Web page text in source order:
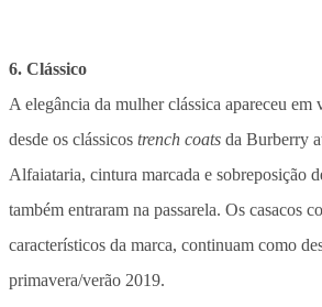
6. Clássico
A elegância da mulher clássica apareceu em
desde os clássicos trench coats da Burberry
Alfaiataria, cintura marcada e sobreposição
também entraram na passarela. Os casacos
característicos da marca, continuam como
primavera/verão 2019.